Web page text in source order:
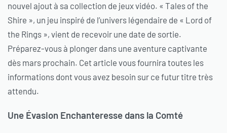
nouvel ajout à sa collection de jeux vidéo. « Tales of the
Shire », un jeu inspiré de l’univers légendaire de « Lord of
the Rings », vient de recevoir une date de sortie.
Préparez-vous à plonger dans une aventure captivante
dès mars prochain. Cet article vous fournira toutes les
informations dont vous avez besoin sur ce futur titre très
attendu.
Une Évasion Enchanteresse dans la Comté